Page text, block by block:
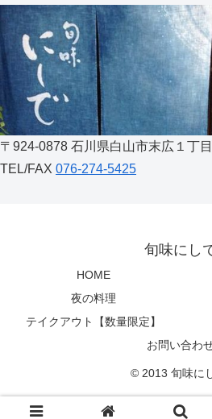
〒924-0878 石川県白山市末広１丁
TEL/FAX 076-274-5425
旬味にし
HOME
夜の料理
テイクアウト【数量限定】
お問い合わ
© 2013 旬味に